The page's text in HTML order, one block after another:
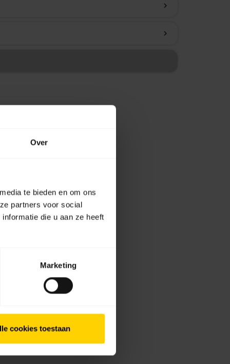
Over
te bieden en om ons
partners voor social
die u aan ze heeft
Marketing
cookies toestaan
chevron_right
chevron_right